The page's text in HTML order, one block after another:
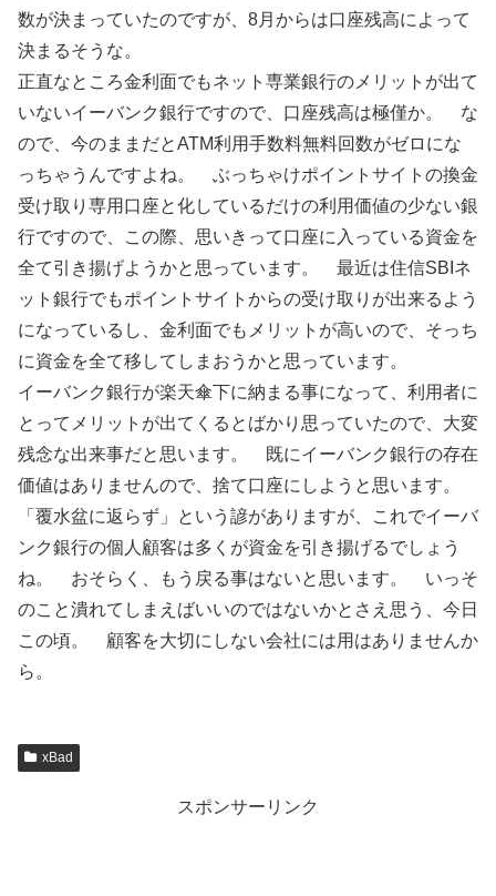
数が決まっていたのですが、8月からは口座残高によって
決まるそうな。
正直なところ金利面でもネット専業銀行のメリットが出て
いないイーバンク銀行ですので、口座残高は極僅か。 な
ので、今のままだとATM利用手数料無料回数がゼロにな
っちゃうんですよね。 ぶっちゃけポイントサイトの換金
受け取り専用口座と化しているだけの利用価値の少ない銀
行ですので、この際、思いきって口座に入っている資金を
全て引き揚げようかと思っています。 最近は住信SBIネ
ット銀行でもポイントサイトからの受け取りが出来るよう
になっているし、金利面でもメリットが高いので、そっち
に資金を全て移してしまおうかと思っています。
イーバンク銀行が楽天傘下に納まる事になって、利用者に
とってメリットが出てくるとばかり思っていたので、大変
残念な出来事だと思います。 既にイーバンク銀行の存在
価値はありませんので、捨て口座にしようと思います。
「覆水盆に返らず」という諺がありますが、これでイーバ
ンク銀行の個人顧客は多くが資金を引き揚げるでしょう
ね。 おそらく、もう戻る事はないと思います。 いっそ
のこと潰れてしまえばいいのではないかとさえ思う、今日
この頃。 顧客を大切にしない会社には用はありませんか
ら。
xBad
スポンサーリンク